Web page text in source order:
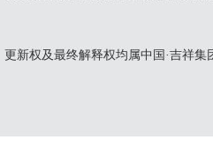
新权及最终解释权均属中国·吉祥集